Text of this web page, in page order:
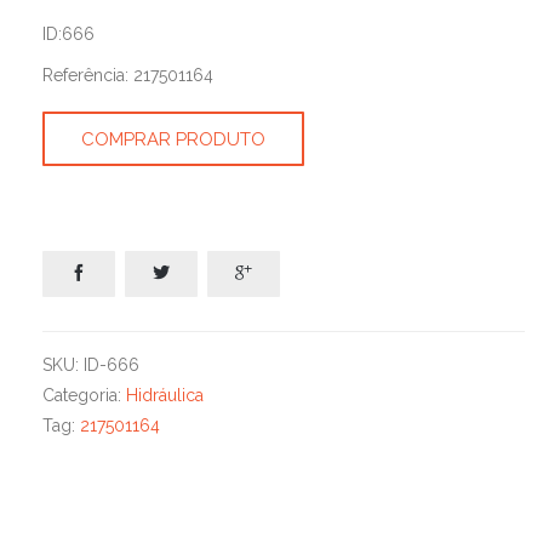
ID:666
Referência: 217501164
COMPRAR PRODUTO
  
SKU:
ID-666
Categoria: Hidráulica
Tag: 217501164